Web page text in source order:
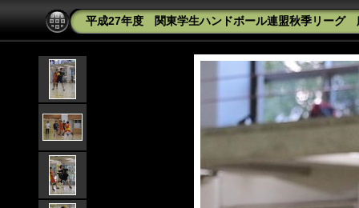
平成27年度 関東学生ハンドボール連盟秋季リー